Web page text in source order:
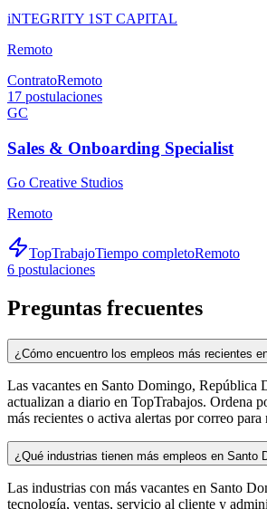
iNTEGRITY 1ST CAPITAL
Remoto
ContratoRemoto
17 postulaciones
GC
Sales & Onboarding Specialist
Go Creative Studios
Remoto
TopTrabajoTiempo completoRemoto
6 postulaciones
Preguntas frecuentes
¿Cómo encuentro los empleos más recientes
Las vacantes en Santo Domingo, República
actualizan a diario en TopTrabajos. Ordena
más recientes o activa alertas por correo
¿Qué industrias tienen más empleos en Santo
Las industrias con más vacantes en Santo
tecnología, ventas, servicio al cliente y